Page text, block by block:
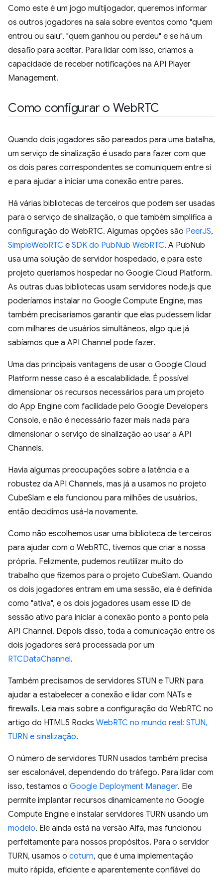
Como este é um jogo multijogador, queremos informar
os outros jogadores na sala sobre eventos como "quem
entrou ou saiu", "quem ganhou ou perdeu" e se há um
desafio para aceitar. Para lidar com isso, criamos a
capacidade de receber notificações na API Player
Management.
Como configurar o WebRTC
Quando dois jogadores são pareados para uma batalha,
um serviço de sinalização é usado para fazer com que
os dois pares correspondentes se comuniquem entre si
e para ajudar a iniciar uma conexão entre pares.
Há várias bibliotecas de terceiros que podem ser usadas
para o serviço de sinalização, o que também simplifica a
configuração do WebRTC. Algumas opções são PeerJS,
SimpleWebRTC e SDK do PubNub WebRTC. A PubNub
usa uma solução de servidor hospedado, e para este
projeto queríamos hospedar no Google Cloud Platform.
As outras duas bibliotecas usam servidores node.js que
poderíamos instalar no Google Compute Engine, mas
também precisaríamos garantir que elas pudessem lidar
com milhares de usuários simultâneos, algo que já
sabíamos que a API Channel pode fazer.
Uma das principais vantagens de usar o Google Cloud
Platform nesse caso é a escalabilidade. É possível
dimensionar os recursos necessários para um projeto
do App Engine com facilidade pelo Google Developers
Console, e não é necessário fazer mais nada para
dimensionar o serviço de sinalização ao usar a API
Channels.
Havia algumas preocupações sobre a latência e a
robustez da API Channels, mas já a usamos no projeto
CubeSlam e ela funcionou para milhões de usuários,
então decidimos usá-la novamente.
Como não escolhemos usar uma biblioteca de terceiros
para ajudar com o WebRTC, tivemos que criar a nossa
própria. Felizmente, pudemos reutilizar muito do
trabalho que fizemos para o projeto CubeSlam. Quando
os dois jogadores entram em uma sessão, ela é definida
como "ativa", e os dois jogadores usam esse ID de
sessão ativo para iniciar a conexão ponto a ponto pela
API Channel. Depois disso, toda a comunicação entre os
dois jogadores será processada por um
RTCDataChannel.
Também precisamos de servidores STUN e TURN para
ajudar a estabelecer a conexão e lidar com NATs e
firewalls. Leia mais sobre a configuração do WebRTC no
artigo do HTML5 Rocks WebRTC no mundo real: STUN,
TURN e sinalização.
O número de servidores TURN usados também precisa
ser escalonável, dependendo do tráfego. Para lidar com
isso, testamos o Google Deployment Manager. Ele
permite implantar recursos dinamicamente no Google
Compute Engine e instalar servidores TURN usando um
modelo. Ele ainda está na versão Alfa, mas funcionou
perfeitamente para nossos propósitos. Para o servidor
TURN, usamos o coturn, que é uma implementação
muito rápida, eficiente e aparentemente confiável do